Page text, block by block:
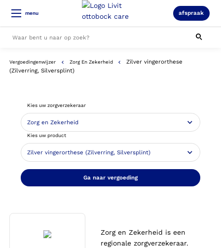
menu afspraak
Alle resultaten
Vergoedingenwijzer Zorg En Zekerheid
Zilver vingerorthese
(Zilverring, Silversplint)
Kies uw zorgverzekeraar
Kies uw product
Ga naar vergoeding
Zorg en Zekerheid is een
regionale zorgverzekeraar.